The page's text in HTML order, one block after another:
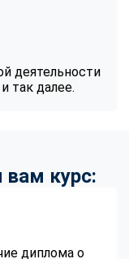
деятельности
так далее.
вам курс:
диплома о